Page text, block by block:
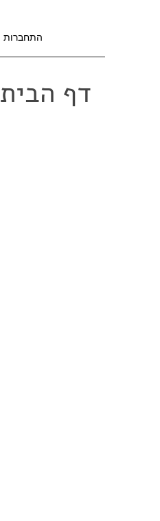
התחברות
דף הבית